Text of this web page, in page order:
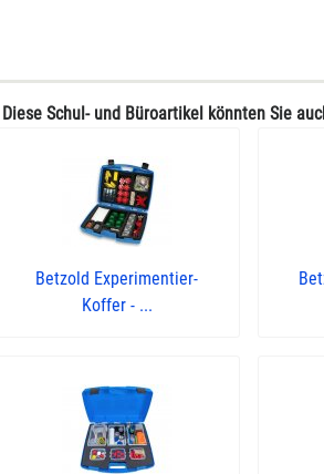
Diese Schul- und Büroartikel könnten Sie
Betzold Experimentier-
Koffer - ...